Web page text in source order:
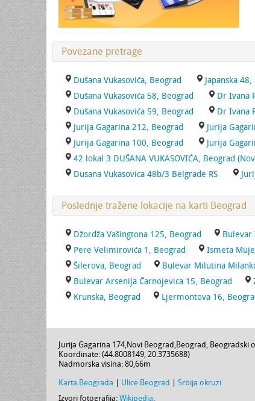
Povezane pretrage
Dušana Vukasovića, Beograd Japanska
Dušana Vukasovića 58, Beograd
Dr Ivana
Dušana Vukasovića 59, Beograd
Dr Ivana
Jurija Gagarina 212, Beograd
Jurija
Jurija Gagarina 100, Beograd
Jurija
42 lokal 3 DUŠANA VUKASOVIĆA, Beograd
Dusana Vukasovica 48b/3 Belgrade RS
Poslednje tražene lokacije na karti Beograd
Džordža Vašingtona 125, Beograd Bulevar
Pere Velimirovića 1, Beograd
Ismeta
Šilerova, Beograd
Bulevar Milutina
Bulevar Arsenija Čarnojevica 15, Beograd
Krunska, Beograd
Ljermontova 16,
Jurija Gagarina 174,Novi Beograd,Beograd, Beogradski
Koordinate: (44.8008149, 20.3735688)
Nadmorska visina: 80,66m
Karta Beograda Ulice Beograd
Srbija okruzi
Izvori fotografija: Wikipedia.